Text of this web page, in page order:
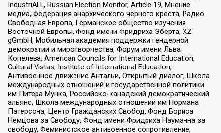
IndustriALL, Russian Election Monitor, Article 19, Мнение
медиа, Федерация анархического черного креста, Радио
Свободная Европа, Германское общество изучения
Восточной Европы, Фонд имени Фридриха Эберта, XZ
gGmbH, Мобильная академия поддержки гендерной
демократии и миротворчества, Форум имени Льва
Копелева, American Councils for International Education,
Cultural Vistas, Institute of International Education,
Антивоенное движение Антальи, Открытый диалог, Школа
международных отношений и государственной политики
им Питера Мунка, Российско-канадский демократический
альянс, Школа международных отношений им Нормана
Патерсона, Центр Гражданских Свобод, Фонд Бориса
Немцова за Свободу, Фонд имени Фридриха Науманна за
свободу, Феминистское антивоенное сопротивление,